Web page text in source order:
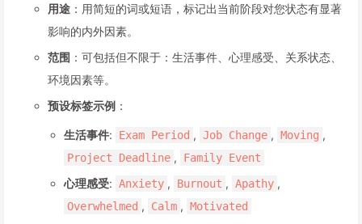
用途 ：用简短的词或短语，标记出当前阶段对您状态有显著
影响的内外因素。
范围 ：可包括但不限于：生活事件、心理感受、关系状态、
环境因素等。
预设标签示例 ：
生活事件: Exam Period , Job Change , Moving ,
Project Deadline , Family Event
心理感受: Anxiety , Burnout , Apathy ,
Overwhelmed , Calm , Motivated